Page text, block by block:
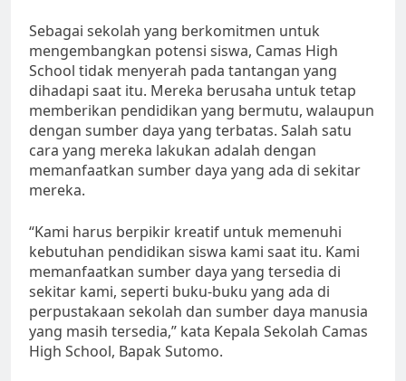
Sebagai sekolah yang berkomitmen untuk
mengembangkan potensi siswa, Camas High
School tidak menyerah pada tantangan yang
dihadapi saat itu. Mereka berusaha untuk tetap
memberikan pendidikan yang bermutu, walaupun
dengan sumber daya yang terbatas. Salah satu
cara yang mereka lakukan adalah dengan
memanfaatkan sumber daya yang ada di sekitar
mereka.
“Kami harus berpikir kreatif untuk memenuhi
kebutuhan pendidikan siswa kami saat itu. Kami
memanfaatkan sumber daya yang tersedia di
sekitar kami, seperti buku-buku yang ada di
perpustakaan sekolah dan sumber daya manusia
yang masih tersedia,” kata Kepala Sekolah Camas
High School, Bapak Sutomo.